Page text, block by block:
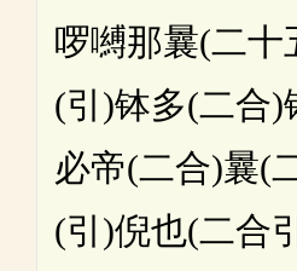
啰嚩那曩(二十
(引)钵多(二合)
必帝(二合)曩(
(引)倪也(二合